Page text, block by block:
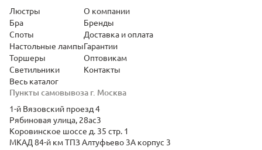
Пункты самовывоза г. Москва
1-й Вязовский проезд 4
Рябиновая улица, 28ас3
Коровинское шоссе д. 35 стр. 1
МКАД 84-й км ТПЗ Алтуфьево 3А корпус 3
Люстры
Бра
Споты
Настольные лампы
Торшеры
Светильники
Весь каталог
О компании
Бренды
Доставка и оплата
Гарантии
Оптовикам
Контакты